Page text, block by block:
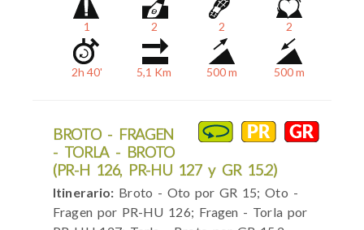
1 2 2 2
2h 40' 5,1 Km 500 m 500 m
BROTO - FRAGEN
- TORLA - BROTO
(PR-H 126, PR-HU 127 y GR 15.2)
Itinerario: Broto - Oto por GR 15; Oto -
Fragen por PR-HU 126; Fragen - Torla por